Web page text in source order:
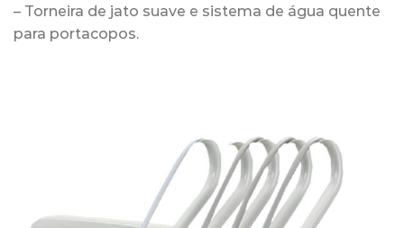
– Torneira de jato suave e sistema de água quente
para portacopos.